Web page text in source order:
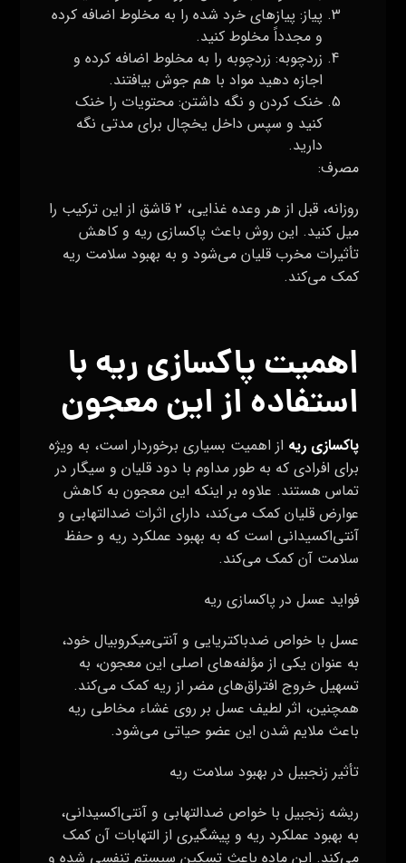
پیاز: پیازهای خرد شده را به مخلوط اضافه کرده
و مجدداً مخلوط کنید.
زردچوبه: زردچوبه را به مخلوط اضافه کرده و
اجازه دهید مواد با هم جوش بیافتند.
خنک کردن و نگه داشتن: محتویات را خنک
کنید و سپس داخل یخچال برای مدتی نگه
دارید.
مصرف:
روزانه، قبل از هر وعده غذایی، ۲ قاشق از این ترکیب را
میل کنید. این روش باعث پاکسازی ریه و کاهش
تأثیرات مخرب قلیان می‌شود و به بهبود سلامت ریه
کمک می‌کند.
اهمیت پاکسازی ریه با
استفاده از این معجون
پاکسازی ریه از اهمیت بسیاری برخوردار است، به ویژه
برای افرادی که به طور مداوم با دود قلیان و سیگار در
تماس هستند. علاوه بر اینکه این معجون به کاهش
عوارض قلیان کمک می‌کند، دارای اثرات ضدالتهابی و
آنتی‌اکسیدانی است که به بهبود عملکرد ریه و حفظ
سلامت آن کمک می‌کند.
فواید عسل در پاکسازی ریه
عسل با خواص ضدباکتریایی و آنتی‌میکروبیال خود،
به عنوان یکی از مؤلفه‌های اصلی این معجون، به
تسهیل خروج افتراق‌های مضر از ریه کمک می‌کند.
همچنین، اثر لطیف عسل بر روی غشاء مخاطی ریه
باعث ملایم شدن این عضو حیاتی می‌شود.
تأثیر زنجبیل در بهبود سلامت ریه
ریشه زنجبیل با خواص ضدالتهابی و آنتی‌اکسیدانی،
به بهبود عملکرد ریه و پیشگیری از التهابات آن کمک
می‌کند. این ماده باعث تسکین سیستم تنفسی شده و